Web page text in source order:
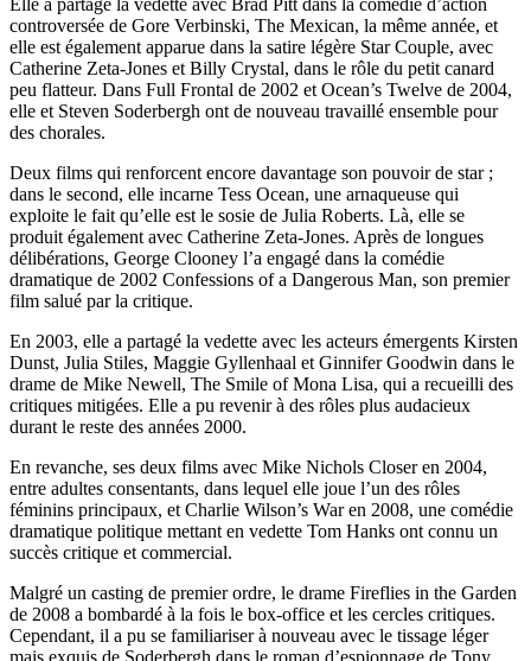
controversée de Gore Verbinski, The Mexican, la même année, et
elle est également apparue dans la satire légère Star Couple, avec
Catherine Zeta-Jones et Billy Crystal, dans le rôle du petit canard
peu flatteur. Dans Full Frontal de 2002 et Ocean’s Twelve de 2004,
elle et Steven Soderbergh ont de nouveau travaillé ensemble pour
des chorales.
Deux films qui renforcent encore davantage son pouvoir de star ;
dans le second, elle incarne Tess Ocean, une arnaqueuse qui
exploite le fait qu’elle est le sosie de Julia Roberts. Là, elle se
produit également avec Catherine Zeta-Jones. Après de longues
délibérations, George Clooney l’a engagé dans la comédie
dramatique de 2002 Confessions of a Dangerous Man, son premier
film salué par la critique.
En 2003, elle a partagé la vedette avec les acteurs émergents Kirsten
Dunst, Julia Stiles, Maggie Gyllenhaal et Ginnifer Goodwin dans le
drame de Mike Newell, The Smile of Mona Lisa, qui a recueilli des
critiques mitigées. Elle a pu revenir à des rôles plus audacieux
durant le reste des années 2000.
En revanche, ses deux films avec Mike Nichols Closer en 2004,
entre adultes consentants, dans lequel elle joue l’un des rôles
féminins principaux, et Charlie Wilson’s War en 2008, une comédie
dramatique politique mettant en vedette Tom Hanks ont connu un
succès critique et commercial.
Malgré un casting de premier ordre, le drame Fireflies in the Garden
de 2008 a bombardé à la fois le box-office et les cercles critiques.
Cependant, il a pu se familiariser à nouveau avec le tissage léger
mais exquis de Soderbergh dans le roman d’espionnage de Tony